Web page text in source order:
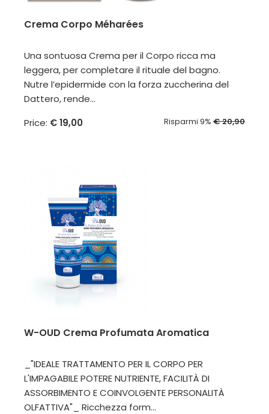
Crema Corpo Méharées
Una sontuosa Crema per il Corpo ricca ma
leggera, per completare il rituale del bagno.
Nutre l’epidermide con la forza zuccherina del
Dattero, rende...
Price: € 19,00 Risparmi 9% € 20,90
W-OUD Crema Profumata Aromatica
_"IDEALE TRATTAMENTO PER IL CORPO PER
L'IMPAGABILE POTERE NUTRIENTE, FACILITÀ DI
ASSORBIMENTO E COINVOLGENTE PERSONALITÀ
OLFATTIVA"_ Ricchezza form...